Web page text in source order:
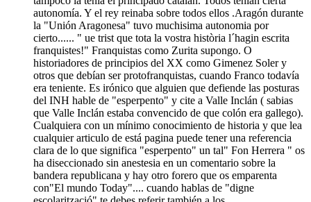
autonomía. Y el rey reinaba sobre todos ellos .Aragón durante
la "Unión Aragonesa" tuvo muchisima autonomia por
cierto...... " ue trist que tota la vostra història l´hagin escrita
franquistes!" Franquistas como Zurita supongo. O
historiadores de principios del XX como Gimenez Soler y
otros que debían ser protofranquistas, cuando Franco todavía
era teniente. Es irónico que alguien que defiende las posturas
del INH hable de "esperpento" y cite a Valle Inclán ( sabias
que Valle Inclán estaba convencido de que colón era gallego).
Cualquiera con un mínimo conocimiento de historia y que lea
cualquier articulo de está pagina puede tener una referencia
clara de lo que significa "esperpento" un tal" Fon Herrera " os
ha diseccionado sin anestesia en un comentario sobre la
bandera republicana y hay otro forero que os emparenta
con"El mundo Today".... cuando hablas de "digne